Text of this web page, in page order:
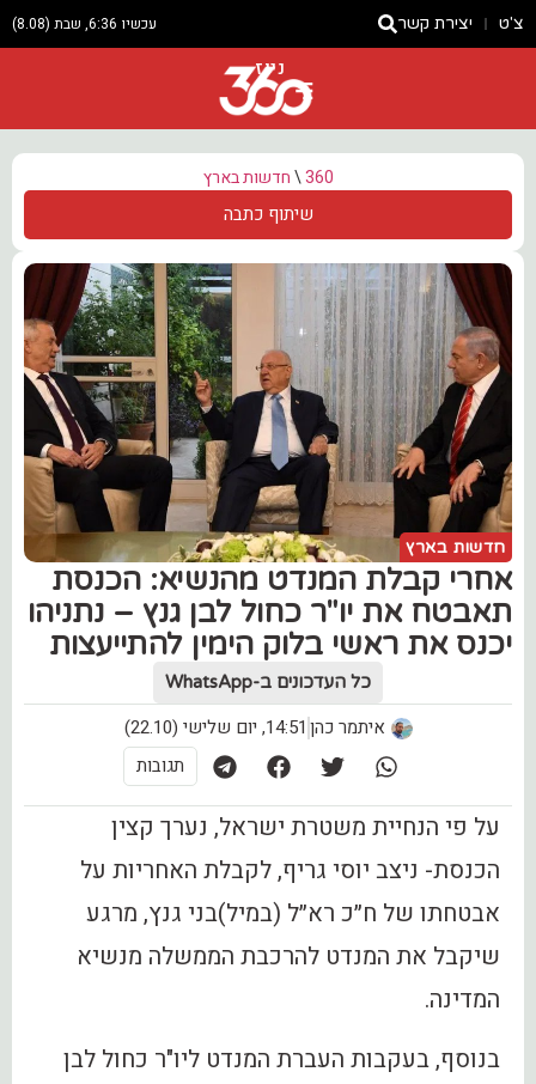
צ'ט יצירת קשר עכשיו 6:36, שבת (8.08)
ניוז
360
\חדשות בארץ
שיתוף כתבה
חדשות בארץ
‏אחרי קבלת המנדט מהנשיא: הכנסת
תאבטח את יו"ר כחול לבן גנץ – ‏נתניהו
יכנס את ראשי בלוק הימין להתייעצות
כל העדכונים ב-WhatsApp
איתמר כהן 14:51, יום שלישי (22.10)
תגובות
על פי הנחיית משטרת ישראל, נערך קצין
הכנסת- ניצב יוסי גריף, לקבלת האחריות על
אבטחתו של ח״כ רא״ל (במיל)בני גנץ, מרגע
שיקבל את המנדט להרכבת הממשלה מנשיא
המדינה.
בנוסף, בעקבות העברת המנדט ליו"ר כחול לבן